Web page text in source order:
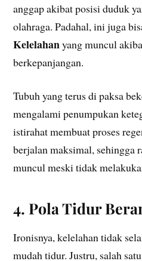
anggap akibat posisi duduk
olahraga. Padahal, ini juga
Kelelahanyang muncul
berkepanjangan.
Tubuh yang terus di paksa
mengalami penumpukan
istirahat membuat proses
berjalan maksimal, sehingga
muncul meski tidak
4. Pola Tidur
Ironisnya, kelelahan tidak
mudah tidur. Justru, salah